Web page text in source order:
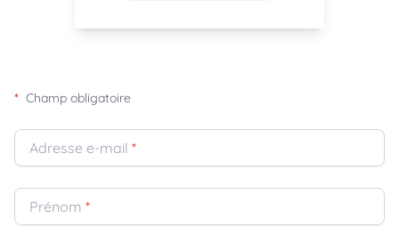
* Champ obligatoire
Adresse e-mail *
Prénom *